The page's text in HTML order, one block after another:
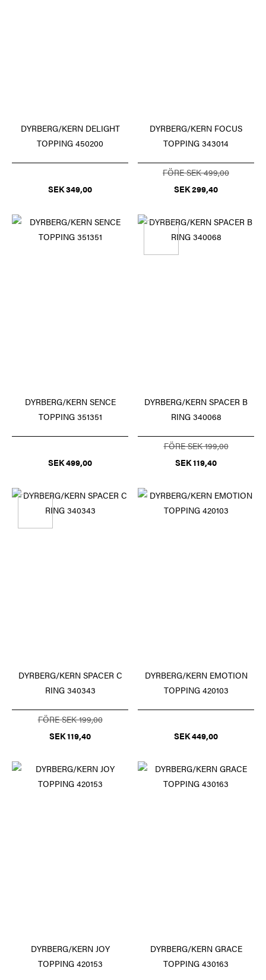
DYRBERG/KERN DELIGHT
TOPPING 450200
SEK 349,00
DYRBERG/KERN FOCUS
TOPPING 343014
FÖRE SEK 499,00
SEK 299,40
DYRBERG/KERN SENCE
TOPPING 351351
SEK 499,00
DYRBERG/KERN SPACER B
RING 340068
FÖRE SEK 199,00
SEK 119,40
DYRBERG/KERN SPACER C
RING 340343
FÖRE SEK 199,00
SEK 119,40
DYRBERG/KERN EMOTION
TOPPING 420103
SEK 449,00
DYRBERG/KERN JOY
TOPPING 420153
DYRBERG/KERN GRACE
TOPPING 430163